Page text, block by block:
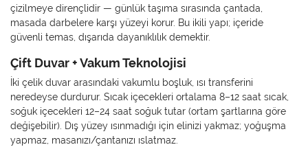
çizilmeye dirençlidir — günlük taşıma sırasında çantada,
masada darbelere karşı yüzeyi korur. Bu ikili yapı; içeride
güvenli temas, dışarıda dayanıklılık demektir.
Çift Duvar + Vakum Teknolojisi
İki çelik duvar arasındaki vakumlu boşluk, ısı transferini
neredeyse durdurur. Sıcak içecekleri ortalama 8–12 saat sıcak,
soğuk içecekleri 12–24 saat soğuk tutar (ortam şartlarına göre
değişebilir). Dış yüzey ısınmadığı için elinizi yakmaz; yoğuşma
yapmaz, masanızı/çantanızı ıslatmaz.